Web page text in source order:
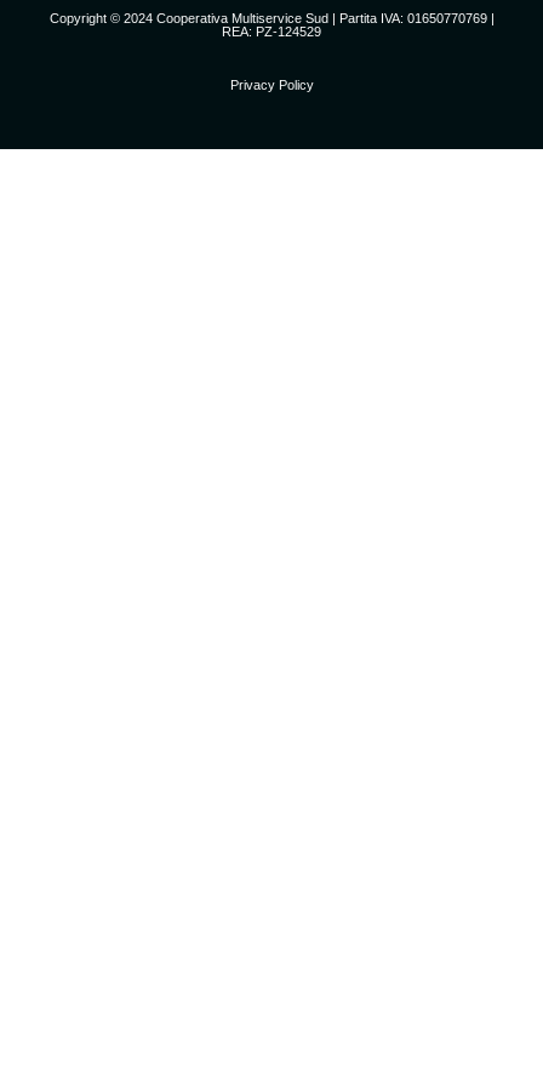
Copyright © 2024 Cooperativa Multiservice Sud | Partita IVA: 01650770769 |
REA: PZ-124529
Privacy Policy